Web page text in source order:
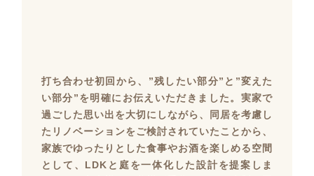
打ち合わせ初回から、”残したい部分”と”変えた
い部分”を明確にお伝えいただきました。実家で
過ごした思い出を大切にしながら、同居を考慮し
たリノベーションをご検討されていたことから、
家族でゆったりとした食事やお酒を楽しめる空間
として、LDKと庭を一体化した設計を提案しま